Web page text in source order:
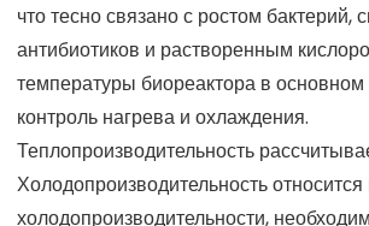
что тесно связано с ростом бактерий,
антибиотиков и растворенным
температуры биореактора в основном
контроль нагрева и охлаждения.
Теплопроизводительность
Холодопроизводительность относится
холодопроизводительности,